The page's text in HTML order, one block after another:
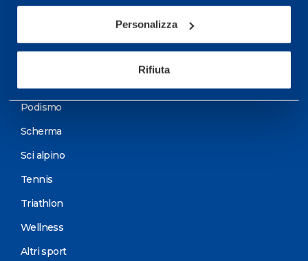
Personalizza
Rifiuta
Podismo
Scherma
Sci alpino
Tennis
Triathlon
Wellness
Altri sport